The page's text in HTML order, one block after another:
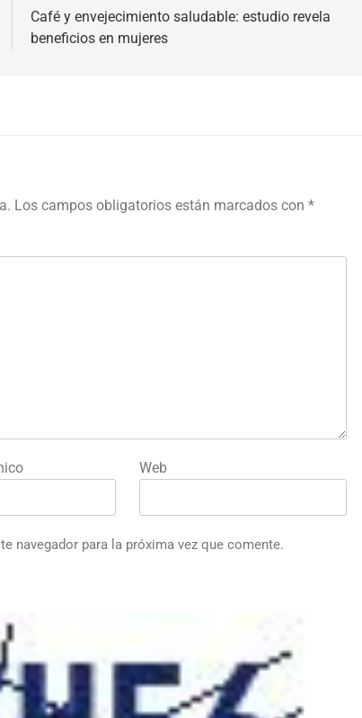
Café y envejecimiento saludable: estudio revela
beneficios en mujeres
Los campos obligatorios están marcados con *
Web
navegador para la próxima vez que comente.